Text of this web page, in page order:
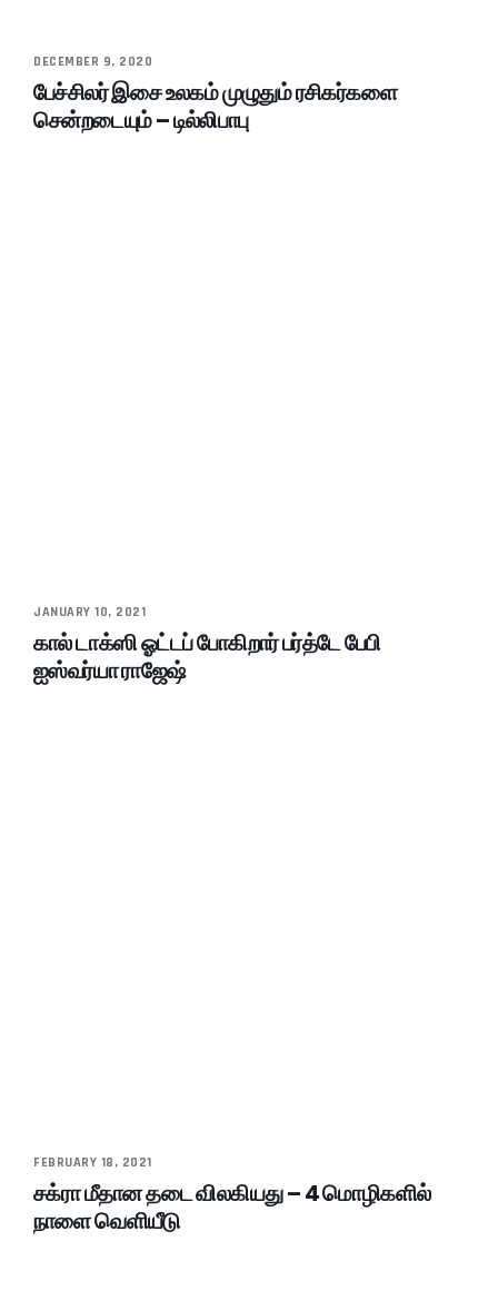
DECEMBER 9, 2020
பேச்சிலர் இசை உலகம் முழுதும் ரசிகர்களை
சென்றடையும் – டில்லிபாபு
JANUARY 10, 2021
கால் டாக்ஸி ஓட்டப் போகிறார் பர்த்டே பேபி
ஐஸ்வர்யா ராஜேஷ்
FEBRUARY 18, 2021
சக்ரா மீதான தடை விலகியது – 4 மொழிகளில்
நாளை வெளியீடு